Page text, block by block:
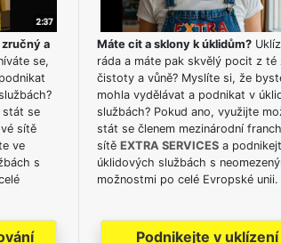
a
se,
stát se
sítě
ve
s
Máte cit a sklony k úklidům?
ráda a máte pak skvělý pocit z té
čistoty a vůně? Myslíte si, že
mohla vydělávat a podnikat v
službách? Pokud ano, využijte
stát se členem mezinárodní
sítě EXTRA SERVICESa
úklidových službách s
možnostmi po celé Evropské unii.
Podnikejte v uklízení